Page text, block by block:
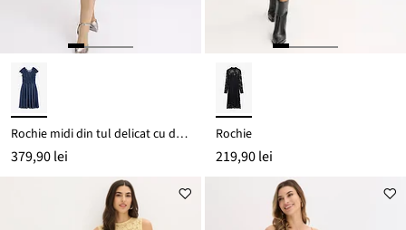
Rochie midi din tul delicat cu dantelă
379,90 lei
Rochie
219,90 lei